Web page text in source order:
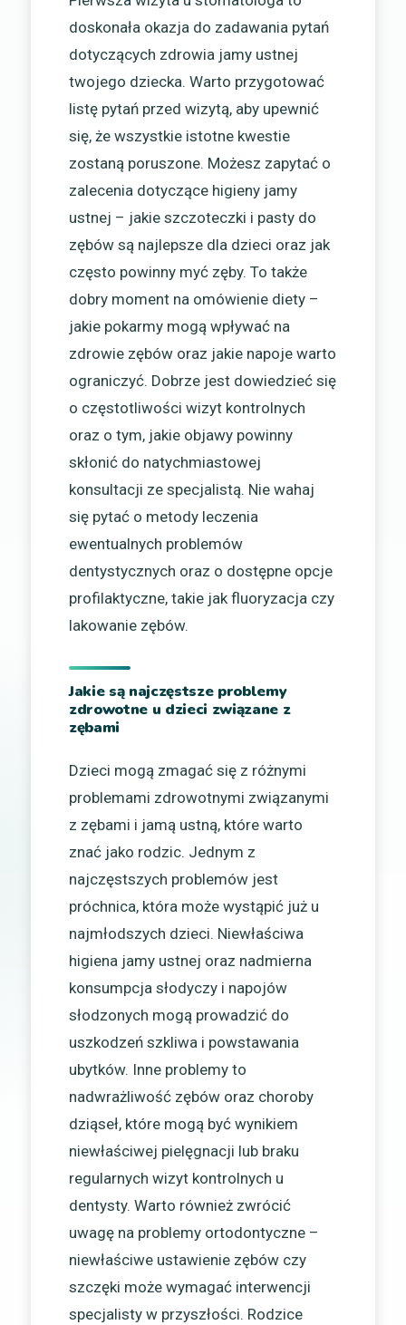
doskonała okazja do zadawania pytań
dotyczących zdrowia jamy ustnej
twojego dziecka. Warto przygotować
listę pytań przed wizytą, aby upewnić
się, że wszystkie istotne kwestie
zostaną poruszone. Możesz zapytać o
zalecenia dotyczące higieny jamy
ustnej – jakie szczoteczki i pasty do
zębów są najlepsze dla dzieci oraz jak
często powinny myć zęby. To także
dobry moment na omówienie diety –
jakie pokarmy mogą wpływać na
zdrowie zębów oraz jakie napoje warto
ograniczyć. Dobrze jest dowiedzieć się
o częstotliwości wizyt kontrolnych
oraz o tym, jakie objawy powinny
skłonić do natychmiastowej
konsultacji ze specjalistą. Nie wahaj
się pytać o metody leczenia
ewentualnych problemów
dentystycznych oraz o dostępne opcje
profilaktyczne, takie jak fluoryzacja czy
lakowanie zębów.
Jakie są najczęstsze problemy
zdrowotne u dzieci związane z
zębami
Dzieci mogą zmagać się z różnymi
problemami zdrowotnymi związanymi
z zębami i jamą ustną, które warto
znać jako rodzic. Jednym z
najczęstszych problemów jest
próchnica, która może wystąpić już u
najmłodszych dzieci. Niewłaściwa
higiena jamy ustnej oraz nadmierna
konsumpcja słodyczy i napojów
słodzonych mogą prowadzić do
uszkodzeń szkliwa i powstawania
ubytków. Inne problemy to
nadwrażliwość zębów oraz choroby
dziąseł, które mogą być wynikiem
niewłaściwej pielęgnacji lub braku
regularnych wizyt kontrolnych u
dentysty. Warto również zwrócić
uwagę na problemy ortodontyczne –
niewłaściwe ustawienie zębów czy
szczęki może wymagać interwencji
specjalisty w przyszłości. Rodzice